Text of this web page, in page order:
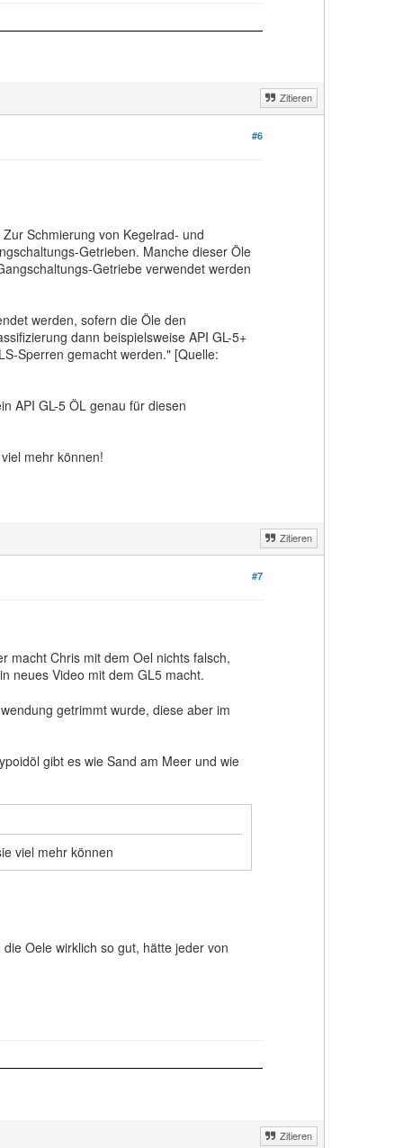
Zitieren
#6
Schmierung von Kegelrad- und
Getrieben. Manche dieser Öle
Getriebe verwendet werden
werden, sofern die Öle den
dann beispielsweise API GL-5+
Sperren gemacht werden." [Quelle:
API GL-5 ÖL genau für diesen
mehr können!
Zitieren
#7
macht Chris mit dem Oel nichts falsch,
neues Video mit dem GL5 macht.
getrimmt wurde, diese aber im
gibt es wie Sand am Meer und wie
viel mehr können
Oele wirklich so gut, hätte jeder von
Zitieren